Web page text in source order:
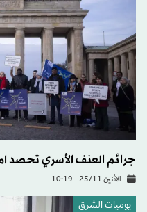
جرائم العنف الأسري تحصد امرأة كل 10
الاثنين 25/11 - 10:19
يوميات الشرق